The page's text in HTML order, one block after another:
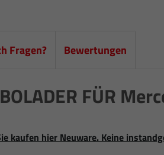
Fragen? Bewertungen
FÜR
kaufen hier Neuware. Keine